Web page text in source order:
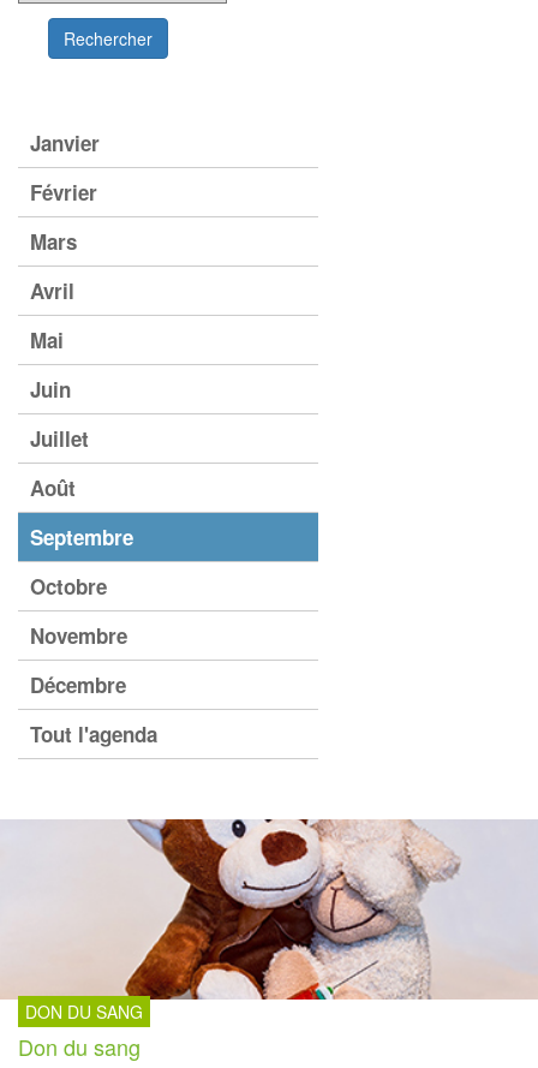
Janvier
Février
Mars
Avril
Mai
Juin
Juillet
Août
Septembre
Octobre
Novembre
Décembre
Tout l'agenda
DON DU SANG
Don du sang